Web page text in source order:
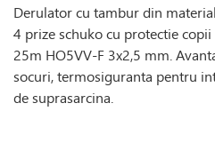
Derulator cu tambur din
4 prize schuko cu protectie
25m HO5VV-F 3x2,5 mm.
socuri, termosiguranta pentru
de suprasarcina.